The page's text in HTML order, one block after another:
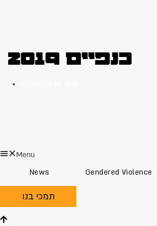
כנפיים 2019
Menu
News
Gendered Violence
תמכי בנו